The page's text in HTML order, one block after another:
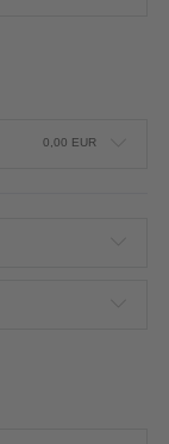
0,00 EUR